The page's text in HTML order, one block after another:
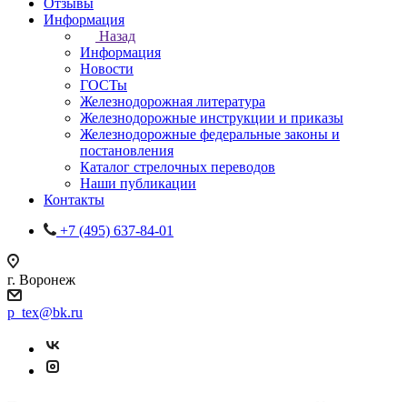
Отзывы
Информация
Назад
Информация
Новости
ГОСТы
Железнодорожная литература
Железнодорожные инструкции и приказы
Железнодорожные федеральные законы и
постановления
Каталог стрелочных переводов
Наши публикации
Контакты
+7 (495) 637-84-01
г. Воронеж
p_tex@bk.ru